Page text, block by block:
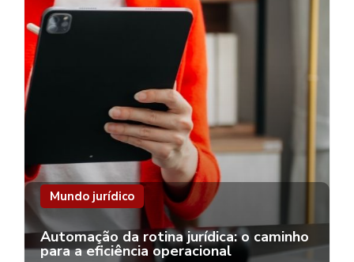
Mundo jurídico
Automação da rotina jurídica: o caminho
para a eficiência operacional